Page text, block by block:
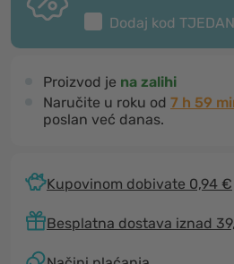
Dodaj kod
Proizvod je na zalihi
Naručite u roku od 7 h 59
poslan već danas.
Kupovinom dobivate 0,94 €
Besplatna dostava iznad